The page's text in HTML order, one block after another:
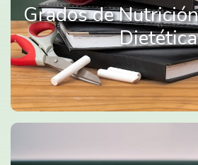
Grados de
Dietética